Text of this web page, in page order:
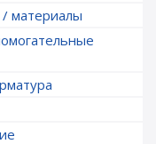
/ материалы